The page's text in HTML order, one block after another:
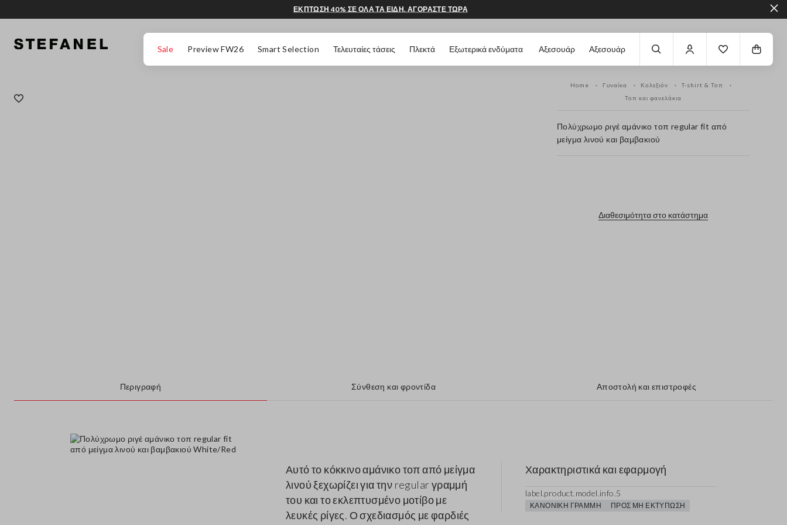
Sale Preview FW26 Smart Selection Τελευταίες τάσεις Πλεκτά Εξωτερικά ενδύματα Αξεσουάρ Αξεσουάρ
ΕΚΠΤΩΣΗ 40% ΣΕ ΟΛΑ ΤΑ ΕΙΔΗ. ΑΓΟΡΑΣΤΕ ΤΩΡΑ
Home Γυναίκα Κολεξιόν
T-shirt & Τοπ
Τοπ και φανελάκια
Πολύχρωμο ριγέ αμάνικο τοπ regular fit από
μείγμα λινού και βαμβακιού
Διαθεσιμότητα στο κατάστημα
Περιγραφή Σύνθεση και φροντίδα Αποστολή και επιστροφές
Αυτό το κόκκινο αμάνικο τοπ από μείγμα
λινού ξεχωρίζει για την regular γραμμή
του και το εκλεπτυσμένο μοτίβο με
λευκές ρίγες. Ο σχεδιασμός με φαρδιές
Χαρακτηριστικά και εφαρμογή
label.product.model.info.5
ΚΑΝΟΝΙΚΉ ΓΡΑΜΜΉ ΠΡΟΣ ΜΗ ΕΚΤΎΠΩΣΗ